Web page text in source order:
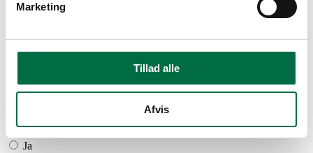
Marketing
Tillad alle
Afvis
1 voksen
2 voksne
4+
Ja